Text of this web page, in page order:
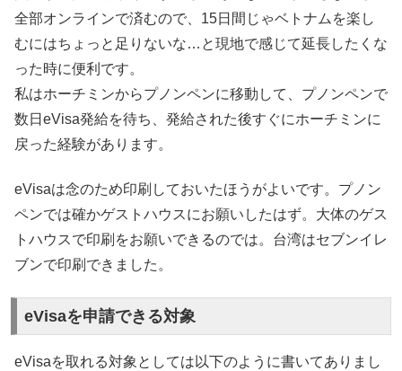
全部オンラインで済むので、15日間じゃベトナムを楽し
むにはちょっと足りないな…と現地で感じて延長したくな
った時に便利です。
私はホーチミンからプノンペンに移動して、プノンペンで
数日eVisa発給を待ち、発給された後すぐにホーチミンに
戻った経験があります。
eVisaは念のため印刷しておいたほうがよいです。プノン
ペンでは確かゲストハウスにお願いしたはず。大体のゲス
トハウスで印刷をお願いできるのでは。台湾はセブンイレ
ブンで印刷できました。
eVisaを申請できる対象
eVisaを取れる対象としては以下のように書いてありまし